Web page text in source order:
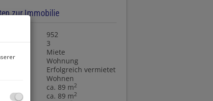
zur Immobilie
952
3
Miete
Wohnung
Erfolgreich vermietet
Wohnen
ca. 89 m2
ca. 89 m2